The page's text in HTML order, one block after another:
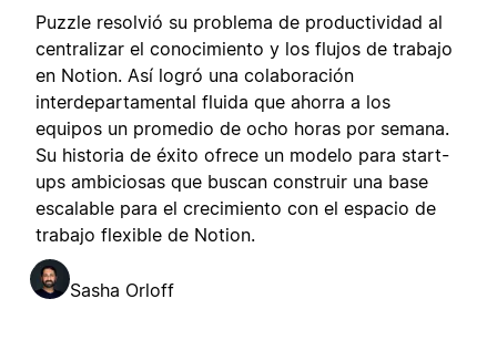
Puzzle resolvió su problema de productividad al
centralizar el conocimiento y los flujos de trabajo
en Notion. Así logró una colaboración
interdepartamental fluida que ahorra a los
equipos un promedio de ocho horas por semana.
Su historia de éxito ofrece un modelo para start-
ups ambiciosas que buscan construir una base
escalable para el crecimiento con el espacio de
trabajo flexible de Notion.
Sasha Orloff